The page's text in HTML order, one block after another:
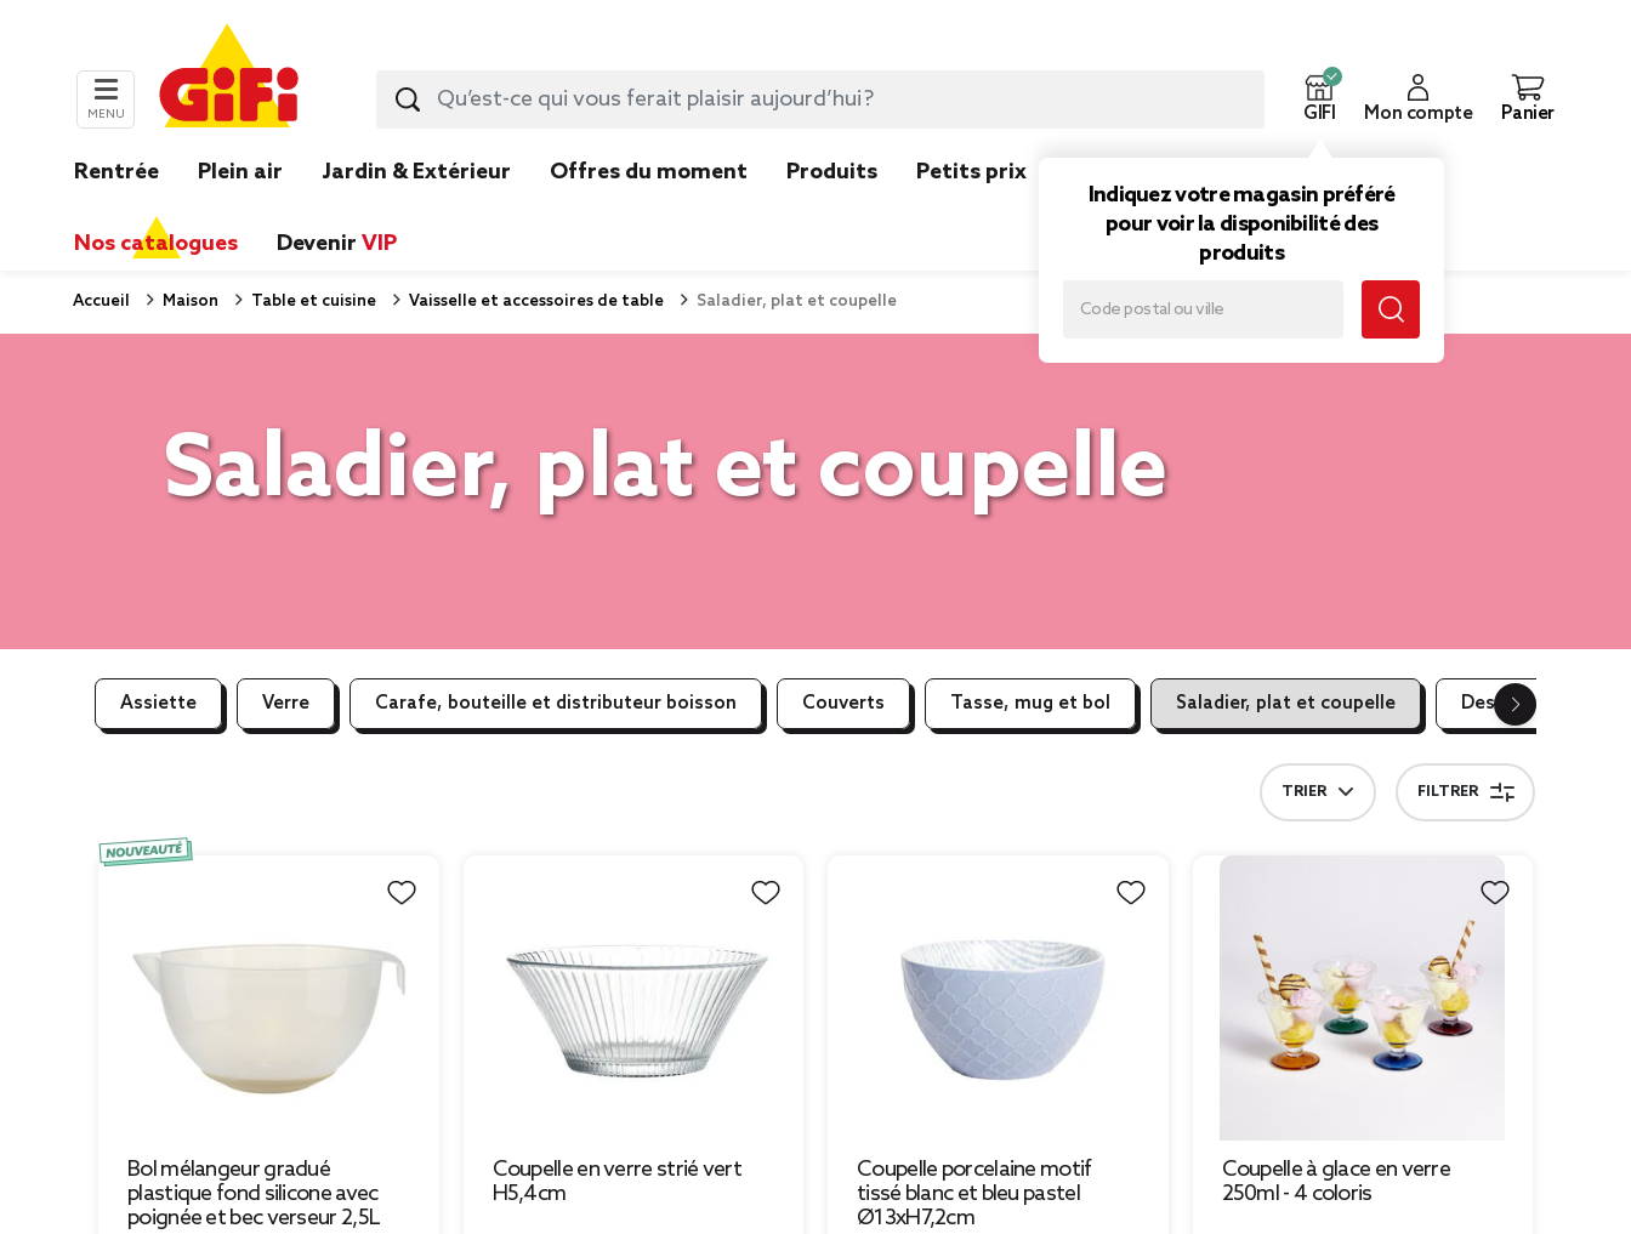
MENU GIFI
Indiquez votre magasin préféré
pour voir la disponibilité des
produits
Mon compte Panier
Rentrée Plein air Jardin & Extérieur Offres du moment Produits Petits prix
Nos catalogues Devenir VIP
Accueil Maison Table et cuisine Vaisselle et accessoires de table Saladier, plat et coupelle
Saladier, plat et coupelle
Assiette Verre Carafe, bouteille et distributeur boisson Couverts Tasse, mug et bol Saladier, plat et coupelle Dessous de plat
TRIER FILTRER
Bol mélangeur gradué
plastique fond silicone avec
poignée et bec verseur 2,5L
Coupelle en verre strié vert
H5,4cm
Coupelle porcelaine motif
tissé blanc et bleu pastel
Ø13xH7,2cm
Coupelle à glace en verre
250ml - 4 coloris